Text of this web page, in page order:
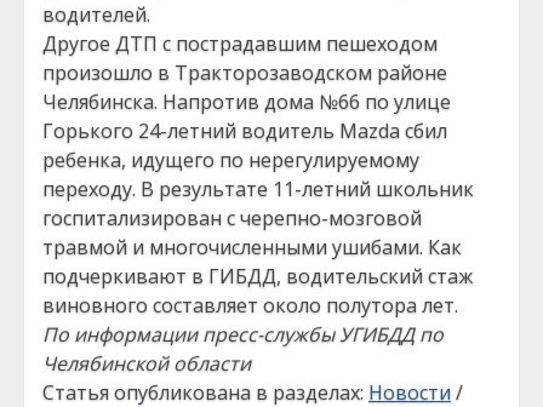
водителей.
Другое ДТП с пострадавшим пешеходом
произошло в Тракторозаводском районе
Челябинска. Напротив дома №66 по улице
Горького 24-летний водитель Mazda сбил
ребенка, идущего по нерегулируемому
переходу. В результате 11-летний школьник
госпитализирован с черепно-мозговой
травмой и многочисленными ушибами. Как
подчеркивают в ГИБДД, водительский стаж
виновного составляет около полутора лет.
По информации пресс-службы УГИБДД по
Челябинской области
Статья опубликована в разделах: Новости/